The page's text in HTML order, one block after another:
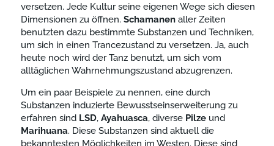
versetzen. Jede Kultur seine eigenen Wege sich diesen
Dimensionen zu öffnen. Schamanenaller Zeiten
benutzten dazu bestimmte Substanzen und Techniken,
um sich in einen Trancezustand zu versetzen. Ja, auch
heute noch wird der Tanz benutzt, um sich vom
alltäglichen Wahrnehmungszustand abzugrenzen.
Um ein paar Beispiele zu nennen, eine durch
Substanzen induzierte Bewusstseinserweiterung zu
erfahren sind LSD, Ayahuasca, diverse Pilzeund
Marihuana. Diese Substanzen sind aktuell die
bekanntesten Möglichkeiten im Westen. Diese sind